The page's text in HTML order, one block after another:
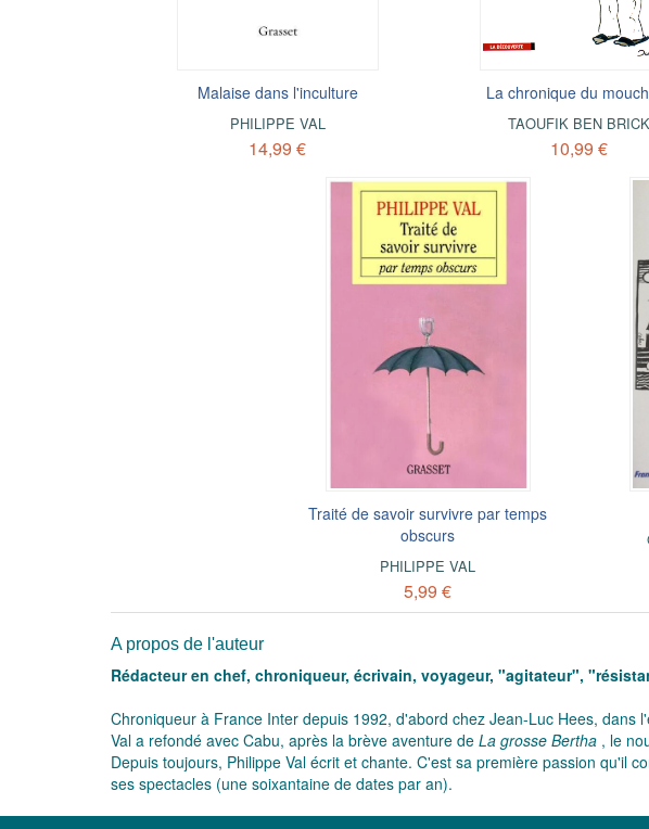
Malaise dans l'inculture
PHILIPPE VAL
14,99 €
La chronique du
TAOUFIK BEN BRICK
10,99 €
Traité de savoir survivre par temps
obscurs
PHILIPPE VAL
5,99 €
A propos de l'auteur
Rédacteur en chef, chroniqueur, écrivain, voyageur, "agitateur",
Chroniqueur à France Inter depuis 1992, d'abord chez Jean-Luc Hees, dans
Val a refondé avec Cabu, après la brève aventure de La grosse Bertha , le
Depuis toujours, Philippe Val écrit et chante. C'est sa première passion qu'il
ses spectacles (une soixantaine de dates par an).